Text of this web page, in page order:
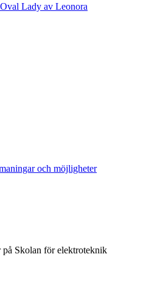
Lady av Leonora
och möjligheter
på Skolan för elektroteknik